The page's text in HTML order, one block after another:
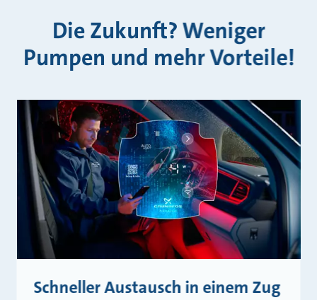
Die Zukunft? Weniger
Pumpen und mehr Vorteile!
Schneller Austausch in einem Zug